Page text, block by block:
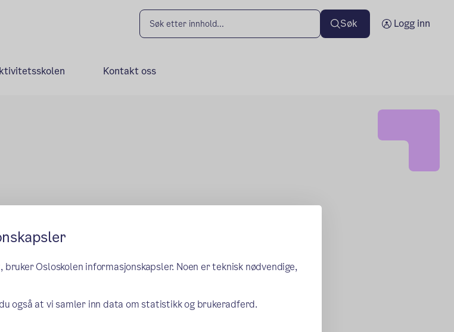
Osloskolen informasjonskapsler. Noen er teknisk nødvendige,
også at vi samler inn data om statistikk og brukeradferd.
Søk Logg inn
Kontakt oss